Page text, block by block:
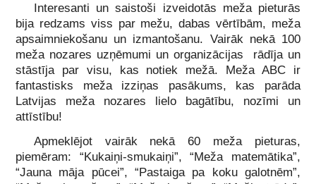
Interesanti un saistoši izveidotās meža pieturās
bija redzams viss par mežu, dabas vērtībām, meža
apsaimniekošanu un izmantošanu. Vairāk nekā 100
meža nozares uzņēmumi un organizācijas rādīja un
stāstīja par visu, kas notiek mežā. Meža ABC ir
fantastisks meža izziņas pasākums, kas parāda
Latvijas meža nozares lielo bagātību, nozīmi un
attīstību!
Apmeklējot vairāk nekā 60 meža pieturas,
piemēram: “Kukaiņi-smukaiņi”, “Meža matemātika”,
“Jauna māja pūcei”, “Pastaiga pa koku galotnēm”,